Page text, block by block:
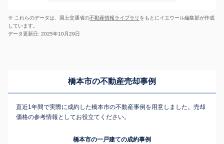
※ これらのデータは、国土交通省の不動産情報ライブラリ をもとにイエウール編集部が作成
しています。
データ更新日: 2025年10月29日
橋本市の不動産売却事例
直近1年間で実際に成約した橋本市の不動産事例を用意しました。売却
価格の参考情報としてお役立てください。
橋本市の一戸建ての成約事例